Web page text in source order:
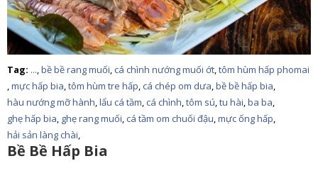
Tag: ...,bề bề rang muối, cá chình nướng muối ớt,tôm hùm hấp phomai
,mực hấp bia,tôm hùm tre hấp, cá chép om dưa,bề bề hấp bia,
hàu nướng mỡ hành,lẩu cá tầm, cá chình,tôm sú,tu hài,ba ba,
ghẹ hấp bia, ghẹ rang muối, cá tầm om chuối đậu,mực ống hấp,
hải sản làng chài,
Bề Bề Hấp Bia